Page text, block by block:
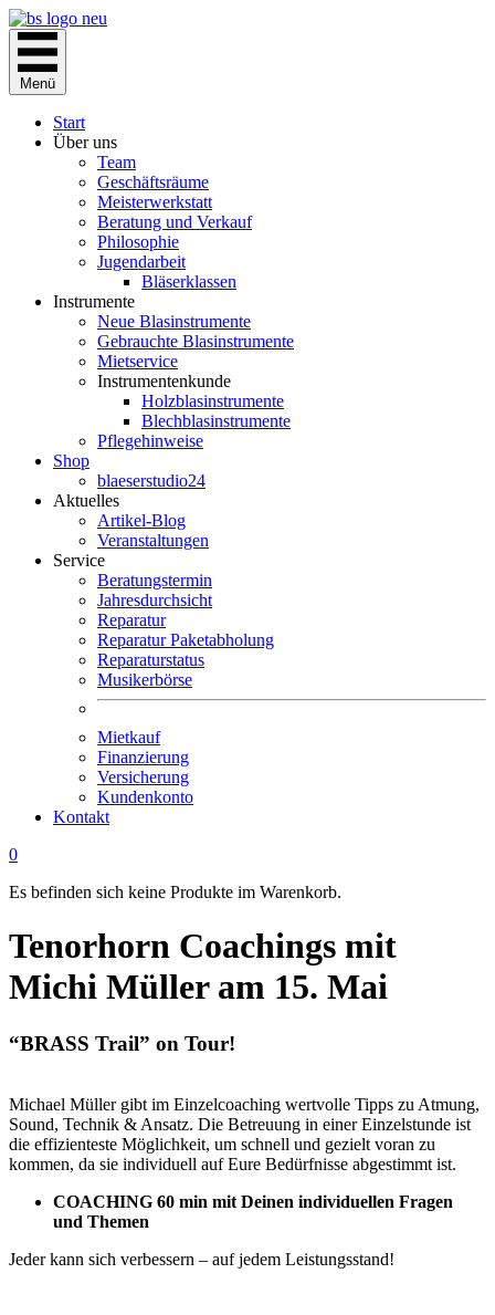
Zum
Inhalt
springen
Menü
Start
Über uns
Team
Geschäftsräume
Meisterwerkstatt
Beratung und Verkauf
Philosophie
Jugendarbeit
Bläserklassen
Instrumente
Neue Blasinstrumente
Gebrauchte Blasinstrumente
Mietservice
Instrumentenkunde
Holzblasinstrumente
Blechblasinstrumente
Pflegehinweise
Shop
blaeserstudio24
Aktuelles
Artikel-Blog
Veranstaltungen
Service
Beratungstermin
Jahresdurchsicht
Reparatur
Reparatur Paketabholung
Reparaturstatus
Musikerbörse
Mietkauf
Finanzierung
Versicherung
Kundenkonto
Kontakt
0
Es befinden sich keine Produkte im Warenkorb.
Tenorhorn Coachings mit
Michi Müller am 15. Mai
“BRASS Trail” on Tour!
Michael Müller gibt im Einzelcoaching wertvolle Tipps zu Atmung,
Sound, Technik & Ansatz. Die Betreuung in einer Einzelstunde ist
die effizienteste Möglichkeit, um schnell und gezielt voran zu
kommen, da sie individuell auf Eure Bedürfnisse abgestimmt ist.
COACHING 60 min mit Deinen individuellen Fragen
und Themen
Jeder kann sich verbessern – auf jedem Leistungsstand!